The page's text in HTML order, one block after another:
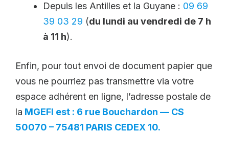
Depuis les Antilles et la Guyane : 09 69
39 03 29 (du lundi au vendredi de 7 h
à 11 h).
Enfin, pour tout envoi de document papier que
vous ne pourriez pas transmettre via votre
espace adhérent en ligne, l’adresse postale de
la MGEFI est : 6 rue Bouchardon — CS
50070 – 75481 PARIS CEDEX 10.